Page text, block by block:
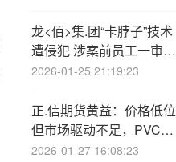
龙<佰>集.团“卡脖子”技术
遭侵犯 涉案前员工一审被
判罚3200万元
2026-01-25 21:19:23
正.信期货黄益：价格低位
但市场驱动不足，PVC短
期低位震荡
2026-01-27 16:08:23